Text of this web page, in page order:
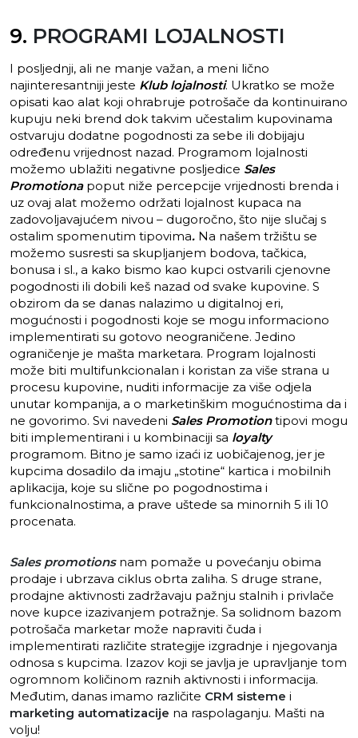
9. PROGRAMI LOJALNOSTI
I posljednji, ali ne manje važan, a meni lično
najinteresantniji jeste Klub lojalnosti. Ukratko se može
opisati kao alat koji ohrabruje potrošače da kontinuirano
kupuju neki brend dok takvim učestalim kupovinama
ostvaruju dodatne pogodnosti za sebe ili dobijaju
određenu vrijednost nazad. Programom lojalnosti
možemo ublažiti negativne posljedice Sales
Promotionapoput niže percepcije vrijednosti brenda i
uz ovaj alat možemo održati lojalnost kupaca na
zadovoljavajućem nivou – dugoročno, što nije slučaj s
ostalim spomenutim tipovima. Na našem tržištu se
možemo susresti sa skupljanjem bodova, tačkica,
bonusa i sl., a kako bismo kao kupci ostvarili cjenovne
pogodnosti ili dobili keš nazad od svake kupovine. S
obzirom da se danas nalazimo u digitalnoj eri,
mogućnosti i pogodnosti koje se mogu informaciono
implementirati su gotovo neograničene. Jedino
ograničenje je mašta marketara. Program lojalnosti
može biti multifunkcionalan i koristan za više strana u
procesu kupovine, nuditi informacije za više odjela
unutar kompanija, a o marketinškim mogućnostima da i
ne govorimo. Svi navedeni Sales Promotiontipovi mogu
biti implementirani i u kombinaciji sa loyalty
programom. Bitno je samo izaći iz uobičajenog, jer je
kupcima dosadilo da imaju „stotine“ kartica i mobilnih
aplikacija, koje su slične po pogodnostima i
funkcionalnostima, a prave uštede sa minornih 5 ili 10
procenata.
Sales promotionsnam pomaže u povećanju obima
prodaje i ubrzava ciklus obrta zaliha. S druge strane,
prodajne aktivnosti zadržavaju pažnju stalnih i privlače
nove kupce izazivanjem potražnje. Sa solidnom bazom
potrošača marketar može napraviti čuda i
implementirati različite strategije izgradnje i njegovanja
odnosa s kupcima. Izazov koji se javlja je upravljanje tom
ogromnom količinom raznih aktivnosti i informacija.
Međutim, danas imamo različite CRM sisteme i
marketing automatizacije na raspolaganju. Mašti na
volju!